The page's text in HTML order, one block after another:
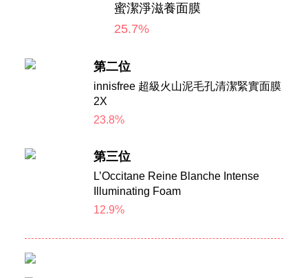
蜜潔淨滋養面膜
25.7%
第二位
innisfree 超級火山泥毛孔清潔緊實面膜
2X
23.8%
第三位
L’Occitane Reine Blanche Intense
Illuminating Foam
12.9%